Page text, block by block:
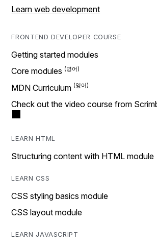
Learn web development
FRONTEND DEVELOPER COURSE
Getting started modules
Core modules
MDN Curriculum
Check out the video course from
LEARN HTML
Structuring content with HTML module
LEARN CSS
CSS styling basics module
CSS layout module
LEARN JAVASCRIPT